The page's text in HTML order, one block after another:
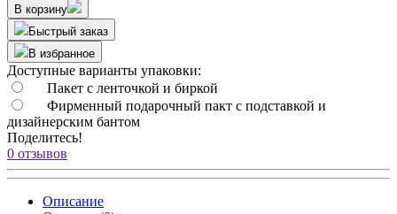
В корзину
Быстрый заказ
В избранное
Доступные варианты упаковки:
Пакет с ленточкой и биркой
Фирменный подарочный пакт с подставкой и
дизайнерским бантом
Поделитесь!
0 отзывов
Описание